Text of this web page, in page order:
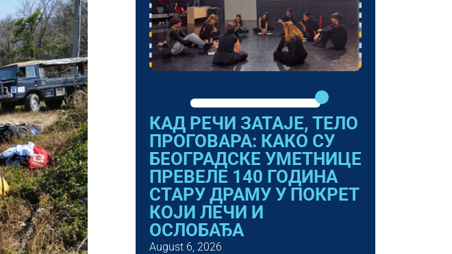
КАД РЕЧИ ЗАТАЈЕ, ТЕЛО
ПРОГОВАРА: КАКО СУ
БЕОГРАДСКЕ УМЕТНИЦЕ
ПРЕВЕЛЕ 140 ГОДИНА
СТАРУ ДРАМУ У ПОКРЕТ
КОЈИ ЛЕЧИ И
ОСЛОБАЂА
August 6, 2026